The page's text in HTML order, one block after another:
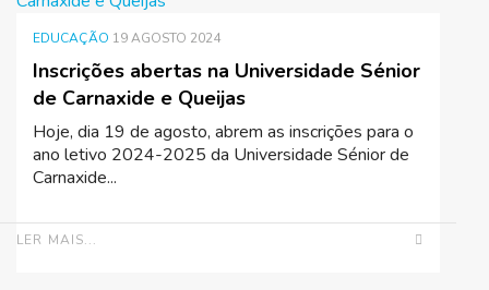
Inscrições abertas na Universidade Sénior
de Carnaxide e Queijas
EDUCAÇÃO 19 AGOSTO 2024
Hoje, dia 19 de agosto, abrem as inscrições para o
ano letivo 2024-2025 da Universidade Sénior de
Carnaxide...
LER MAIS...